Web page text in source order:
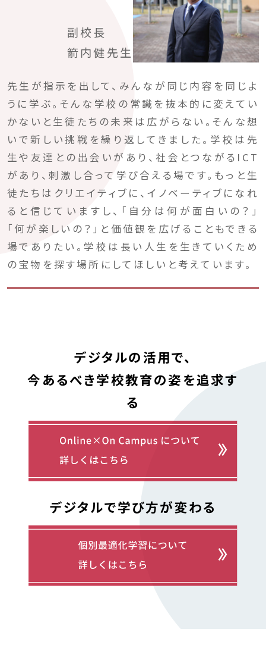
副校長
箭内健先生
先生が指示を出して、みんなが同じ内容を同じよ
うに学ぶ。そんな学校の常識を抜本的に変えてい
かないと生徒たちの未来は広がらない。そんな想
いで新しい挑戦を繰り返してきました。学校は先
生や友達との出会いがあり、社会とつながるICT
があり、刺激し合って学び合える場です。もっと生
徒たちはクリエイティブに、イノベーティブになれ
ると信じていますし、「自分は何が面白いの？」
「何が楽しいの？」と価値観を広げることもできる
場でありたい。学校は長い人生を生きていくため
の宝物を探す場所にしてほしいと考えています。
デジタルの活用で、
今あるべき学校教育の姿を追求す
る
デジタルで学び方が変わる